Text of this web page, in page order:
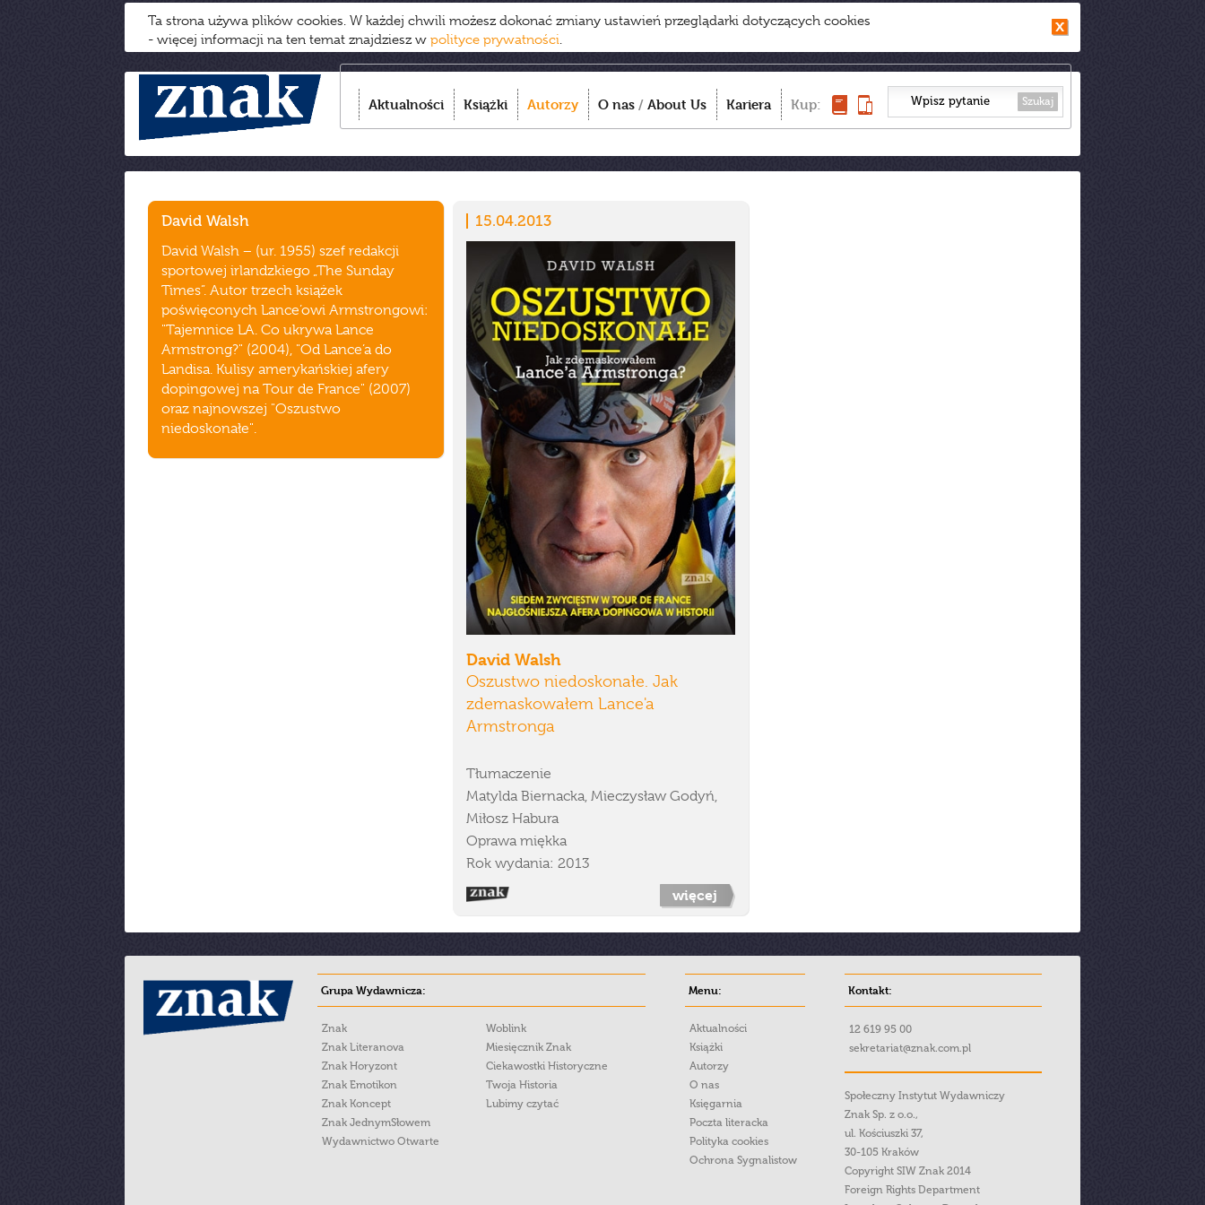
Ta strona używa plików cookies. W każdej chwili możesz dokonać zmiany ustawień przeglądarki dotyczących cookies
- więcej informacji na ten temat znajdziesz w polityce prywatności.
Aktualności Książki Autorzy O nas / About Us Kariera Kup: Szukaj
David Walsh
David Walsh − (ur. 1955) szef redakcji
sportowej irlandzkiego „The Sunday
Times”. Autor trzech książek
poświęconych Lance’owi Armstrongowi:
"Tajemnice LA. Co ukrywa Lance
Armstrong?" (2004), "Od Lance’a do
Landisa. Kulisy amerykańskiej afery
dopingowej na Tour de France" (2007)
oraz najnowszej "Oszustwo
niedoskonałe".
15.04.2013
David Walsh
Oszustwo niedoskonałe. Jak
zdemaskowałem Lance'a
Armstronga
Tłumaczenie
Matylda Biernacka, Mieczysław Godyń,
Miłosz Habura
Oprawa miękka
Rok wydania: 2013
więcej
Grupa Wydawnicza:
Znak
Znak Literanova
Znak Horyzont
Znak Emotikon
Znak Koncept
Znak JednymSłowem
Wydawnictwo Otwarte
Woblink
Miesięcznik Znak
Ciekawostki Historyczne
Twoja Historia
Lubimy czytać
Menu:
Aktualności
Książki
Autorzy
O nas
Księgarnia
Poczta literacka
Polityka cookies
Ochrona Sygnalistow
Kontakt:
12 619 95 00
sekretariat@znak.com.pl
Społeczny Instytut Wydawniczy
Znak Sp. z o.o.,
ul. Kościuszki 37,
30-105 Kraków
Copyright SIW Znak 2014
Foreign Rights Department